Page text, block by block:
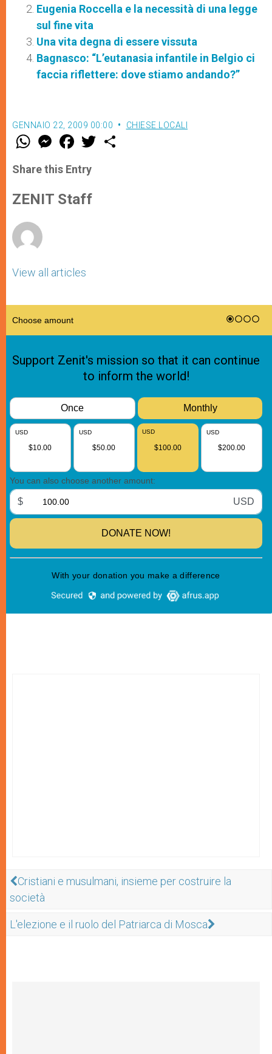
Eugenia Roccella e la necessità di una legge
sul fine vita
Una vita degna di essere vissuta
Bagnasco: “L’eutanasia infantile in Belgio ci
faccia riflettere: dove stiamo andando?”
GENNAIO 22, 2009 00:00 CHIESE LOCALI
W
t
s
p
p
M
e
s
e
g
e
F
a
e
b
o
k
w
Share this Entry
ZENIT Staff
View all articles
Cristiani e musulmani, insieme per costruire la
società
L'elezione e il ruolo del Patriarca di Mosca